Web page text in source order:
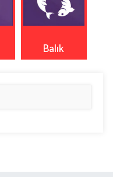
Balık